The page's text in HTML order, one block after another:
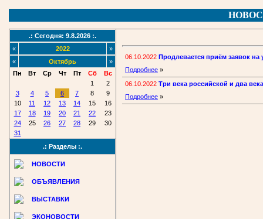
.: Сегодня: 9.8.2026 :.
«
2022
»
«
Октябрь
»
Пн
Вт Ср Чт Пт Сб
Вс
1
2
3
4 5 6 7 8
9
10
11 12 13 14 15
16
17
18 19 20 21 22
23
24
25 26 27 28 29
30
31
.: Разделы :.
НОВОСТИ
ОБЪЯВЛЕНИЯ
ВЫСТАВКИ
ЭКОНОВОСТИ
06.10.2022 Продлевается приём заявок на
Подробнее »
06.10.2022 Три века российской и два
Подробнее »